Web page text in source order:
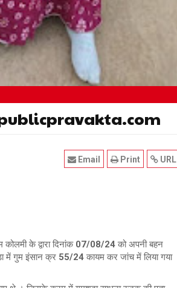
publicpravakta.com
URL
Print
Email
कोलमी के द्वारा दिनांक 07/08/24 को अपनी बहन
में गुम इंसान क्र 55/24 कायम कर जांच में लिया गया